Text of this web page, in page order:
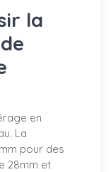
la
en
La
pour des
28mm et